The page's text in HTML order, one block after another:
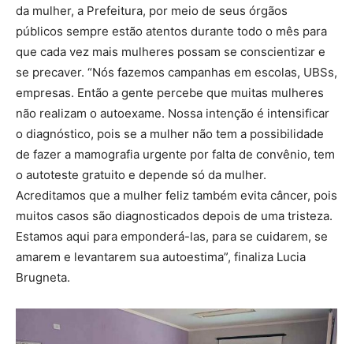
da mulher, a Prefeitura, por meio de seus órgãos
públicos sempre estão atentos durante todo o mês para
que cada vez mais mulheres possam se conscientizar e
se precaver. “Nós fazemos campanhas em escolas, UBSs,
empresas. Então a gente percebe que muitas mulheres
não realizam o autoexame. Nossa intenção é intensificar
o diagnóstico, pois se a mulher não tem a possibilidade
de fazer a mamografia urgente por falta de convênio, tem
o autoteste gratuito e depende só da mulher.
Acreditamos que a mulher feliz também evita câncer, pois
muitos casos são diagnosticados depois de uma tristeza.
Estamos aqui para emponderá-las, para se cuidarem, se
amarem e levantarem sua autoestima”, finaliza Lucia
Brugneta.